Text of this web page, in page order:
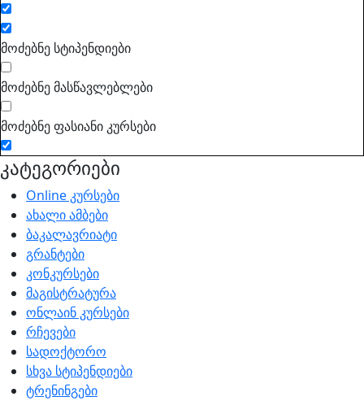
მოძებნე სტიპენდიები
მოძებნე მასწავლებლები
მოძებნე ფასიანი კურსები
კატეგორიები
Online კურსები
ახალი ამბები
ბაკალავრიატი
გრანტები
კონკურსები
მაგისტრატურა
ონლაინ კურსები
რჩევები
სადოქტორო
სხვა სტიპენდიები
ტრენინგები